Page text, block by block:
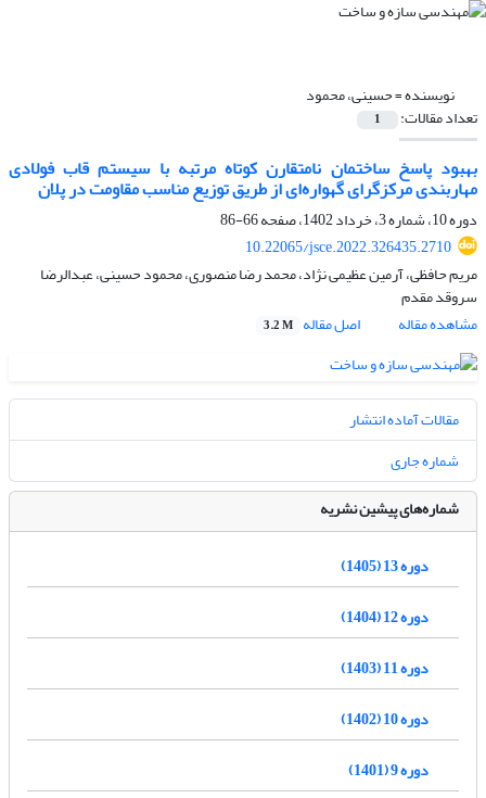
نویسنده =حسینی، محمود
تعداد مقالات: 1
بهبود پاسخ ساختمان نامتقارن کوتاه مرتبه با سیستم قاب فولادی
مهاربندی مرکزگرای گهواره‌ای از طریق توزیع مناسب مقاومت در پلان
دوره 10، شماره 3، خرداد 1402، صفحه
66-86
10.22065/jsce.2022.326435.2710
مریم حافظی، آرمین عظیمی نژاد، محمد رضا منصوری، محمود حسینی، عبدالرضا
سروقد مقدم
مشاهده مقاله
اصل مقاله 3.2 M
مقالات آماده انتشار
شماره جاری
شماره‌های پیشین نشریه
دوره 13 (1405)
دوره 12 (1404)
دوره 11 (1403)
دوره 10 (1402)
دوره 9 (1401)